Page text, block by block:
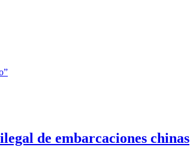
de embarcaciones chinas